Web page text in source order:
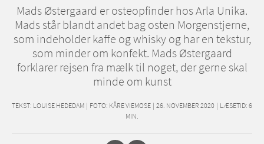
Mads Østergaard er osteopfinder hos Arla Unika.
Mads står blandt andet bag osten Morgenstjerne,
som indeholder kaffe og whisky og har en tekstur,
som minder om konfekt. Mads Østergaard
forklarer rejsen fra mælk til noget, der gerne skal
minde om kunst
TEKST: LOUISE HEDEDAM | FOTO: KÅRE VIEMOSE | 26. NOVEMBER 2020 | LÆSETID: 6
MIN.